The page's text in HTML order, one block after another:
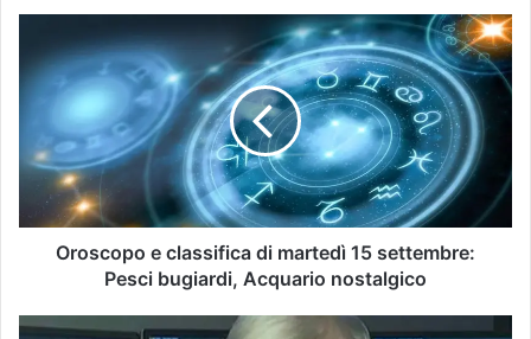
Oroscopo e classifica di martedì 15 settembre:
Pesci bugiardi, Acquario nostalgico